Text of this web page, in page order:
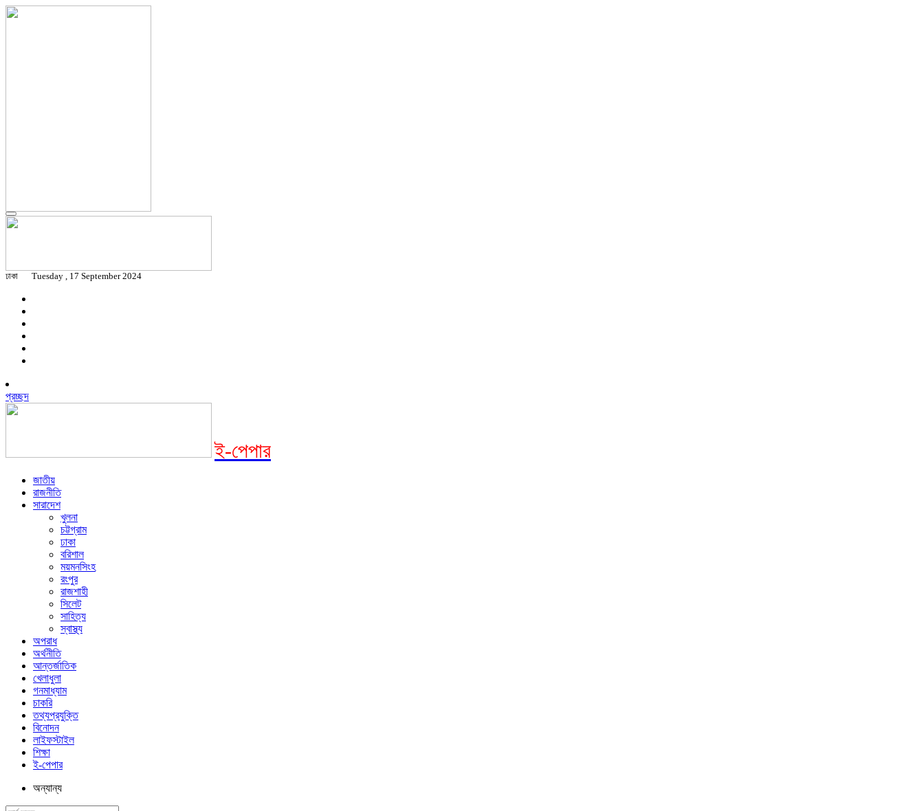
ঢাকা Tuesday , 17 September 2024
প্রচ্ছদ
ই-পেপার
জাতীয়
রাজনীতি
সারাদেশ
খুলনা
চট্টগ্রাম
ঢাকা
বরিশাল
ময়মনসিংহ
রংপুর
রাজশাহী
সিলেট
সাহিত্য
স্বাস্থ্য
অপরাধ
অর্থনীতি
আন্তর্জাতিক
খেলাধুলা
গনমাধ্যাম
চাকরি
তথ্যপ্রযুক্তি
বিনোদন
লাইফস্টাইল
শিক্ষা
ই-পেপার
অন্যান্য